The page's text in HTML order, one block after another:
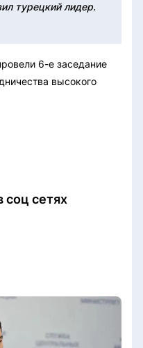
турецкий лидер.
6-е заседание
высокого
соц сетях